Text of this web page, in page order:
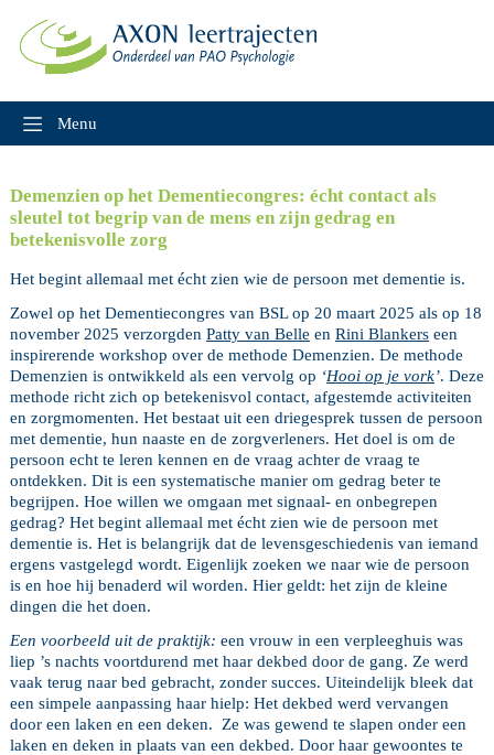
content
Menu
Demenzien op het Dementiecongres: écht contact als
sleutel tot begrip van de mens en zijn gedrag en
betekenisvolle zorg
Het begint allemaal met écht zien wie de persoon met dementie is.
Zowel op het Dementiecongres van BSL op 20 maart 2025 als op 18
november 2025 verzorgden Patty van Belle en Rini Blankers een
inspirerende workshop over de methode Demenzien. De methode
Demenzien is ontwikkeld als een vervolg op ‘Hooi op je vork’. Deze
methode richt zich op betekenisvol contact, afgestemde activiteiten
en zorgmomenten. Het bestaat uit een driegesprek tussen de persoon
met dementie, hun naaste en de zorgverleners. Het doel is om de
persoon echt te leren kennen en de vraag achter de vraag te
ontdekken. Dit is een systematische manier om gedrag beter te
begrijpen. Hoe willen we omgaan met signaal- en onbegrepen
gedrag? Het begint allemaal met écht zien wie de persoon met
dementie is. Het is belangrijk dat de levensgeschiedenis van iemand
ergens vastgelegd wordt. Eigenlijk zoeken we naar wie de persoon
is en hoe hij benaderd wil worden. Hier geldt: het zijn de kleine
dingen die het doen.
Een voorbeeld uit de praktijk: een vrouw in een verpleeghuis was
liep ’s nachts voortdurend met haar dekbed door de gang. Ze werd
vaak terug naar bed gebracht, zonder succes. Uiteindelijk bleek dat
een simpele aanpassing haar hielp: Het dekbed werd vervangen
door een laken en een deken. Ze was gewend te slapen onder een
laken en deken in plaats van een dekbed. Door haar gewoontes te